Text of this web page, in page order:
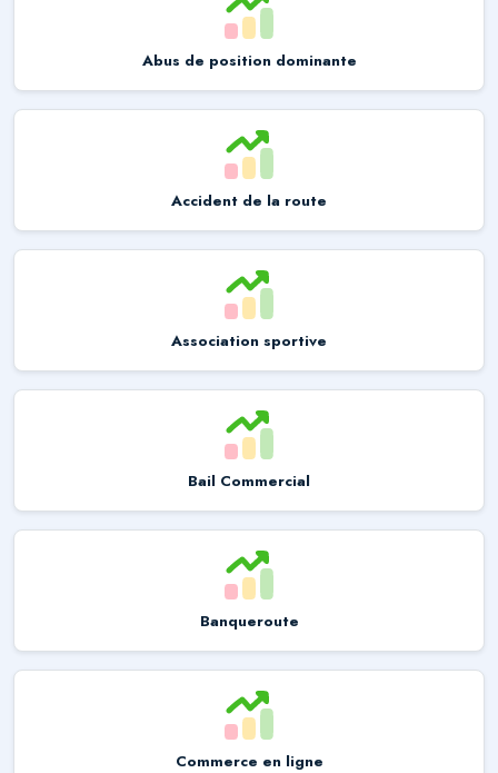
Abus de position dominante
Accident de la route
Association sportive
Bail Commercial
Banqueroute
Commerce en ligne